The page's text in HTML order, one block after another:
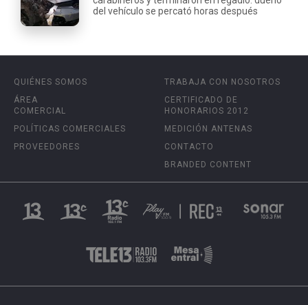
del vehículo se percató horas después
QUIÉNES SOMOS
ÁREA
COMERCIAL
POLÍTICAS COMERCIALES
PROVEEDORES
TRABAJA CON NOSOTROS
CERTIFICADO DE
HONORARIOS 2012
MEDICIÓN ANTENAS
CONTACTO
BRANDED CONTENT